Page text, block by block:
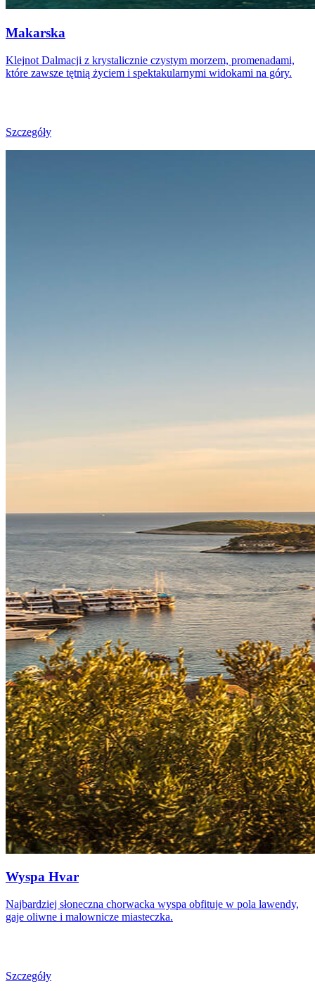
Makarska
Klejnot Dalmacji z krystalicznie czystym morzem, promenadami,
które zawsze tętnią życiem i spektakularnymi widokami na góry.
Szczegóły
Wyspa Hvar
Najbardziej słoneczna chorwacka wyspa obfituje w pola lawendy,
gaje oliwne i malownicze miasteczka.
Szczegóły